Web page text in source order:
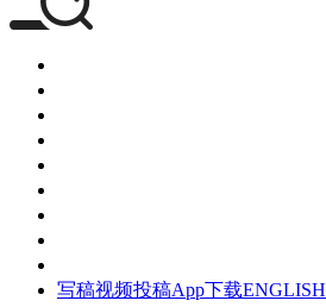
写稿视频投稿App下载ENGLISH